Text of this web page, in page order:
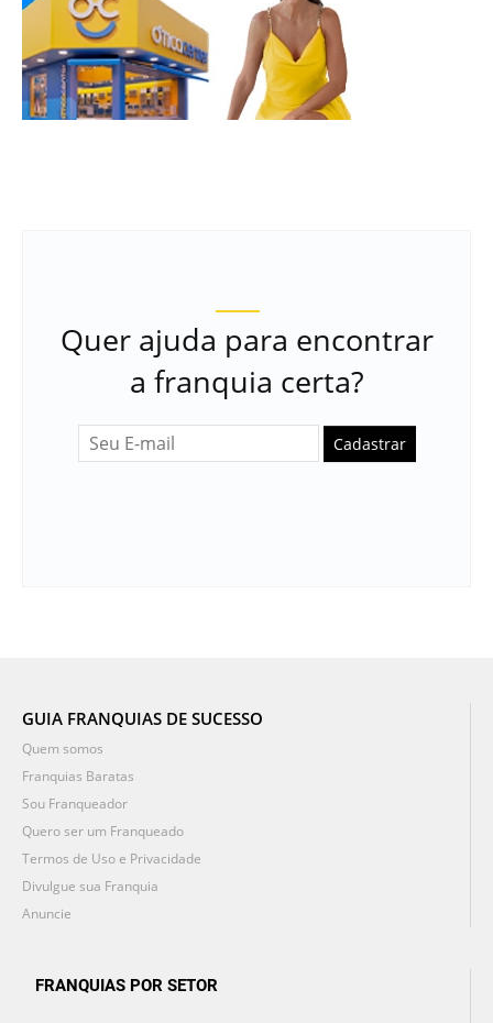
Quer ajuda para encontrar
a franquia certa?
Cadastrar
GUIA FRANQUIAS DE SUCESSO
Quem somos
Franquias Baratas
Sou Franqueador
Quero ser um Franqueado
Termos de Uso e Privacidade
Divulgue sua Franquia
Anuncie
FRANQUIAS POR SETOR